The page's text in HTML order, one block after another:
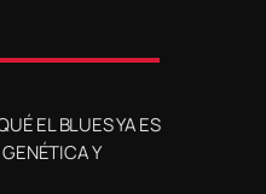
EL BLUES YA ES
Y